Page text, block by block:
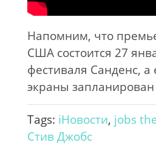
Напомним, что
США состоится 27
фестиваля Санденс, а
экраны
Tags: iНовости, jobs
Стив Джобс